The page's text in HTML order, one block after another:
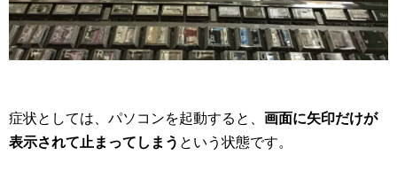
症状としては、パソコンを起動すると、 画面に矢印だけが
表示されて止まってしまう という状態です。